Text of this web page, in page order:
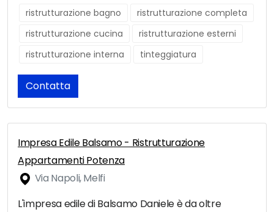
ristrutturazione bagno
ristrutturazione completa
ristrutturazione cucina
ristrutturazione esterni
ristrutturazione interna
tinteggiatura
Contatta
Impresa Edile Balsamo - Ristrutturazione
Appartamenti Potenza
Via Napoli, Melfi
L'impresa edile di Balsamo Daniele è da oltre